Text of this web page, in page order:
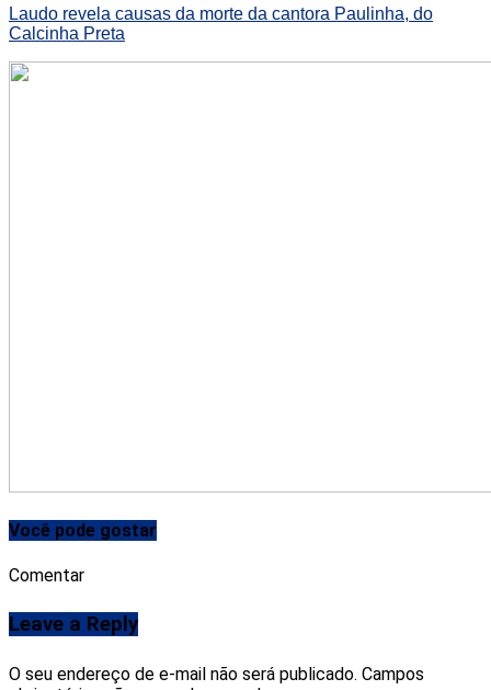
Laudo revela causas da morte da cantora Paulinha, do
Calcinha Preta
Você pode gostar
Comentar
Leave a Reply
O seu endereço de e-mail não será publicado. Campos